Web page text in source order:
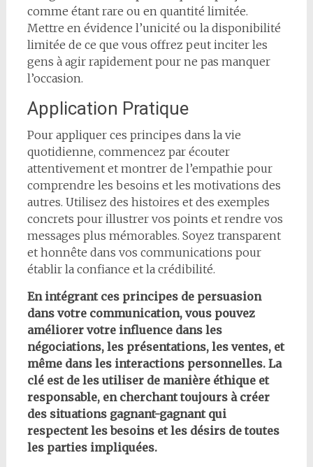
comme étant rare ou en quantité limitée.
Mettre en évidence l’unicité ou la disponibilité
limitée de ce que vous offrez peut inciter les
gens à agir rapidement pour ne pas manquer
l’occasion.
Application Pratique
Pour appliquer ces principes dans la vie
quotidienne, commencez par écouter
attentivement et montrer de l’empathie pour
comprendre les besoins et les motivations des
autres. Utilisez des histoires et des exemples
concrets pour illustrer vos points et rendre vos
messages plus mémorables. Soyez transparent
et honnête dans vos communications pour
établir la confiance et la crédibilité.
En intégrant ces principes de persuasion
dans votre communication, vous pouvez
améliorer votre influence dans les
négociations, les présentations, les ventes, et
même dans les interactions personnelles. La
clé est de les utiliser de manière éthique et
responsable, en cherchant toujours à créer
des situations gagnant-gagnant qui
respectent les besoins et les désirs de toutes
les parties impliquées.